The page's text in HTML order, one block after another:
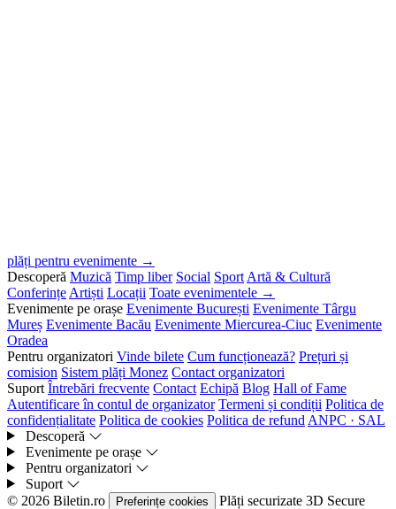
plăți pentru evenimente →
Descoperă Muzică Timp liber Social Sport Artă & Cultură
Conferințe Artiști Locații Toate evenimentele →
Evenimente pe orașe Evenimente București Evenimente Târgu
Mureș Evenimente Bacău Evenimente Miercurea-Ciuc Evenimente
Oradea
Pentru organizatori Vinde bilete Cum funcționează? Prețuri și
comision Sistem plăți Monez Contact organizatori
Suport Întrebări frecvente Contact Echipă Blog Hall of Fame
Autentificare în contul de organizator Termeni și condiții Politica de
confidențialitate Politica de cookies Politica de refund ANPC · SAL
Descoperă
Evenimente pe orașe
Pentru organizatori
Suport
© 2026 Biletin.ro
Preferințe cookies Plăți securizate 3D Secure